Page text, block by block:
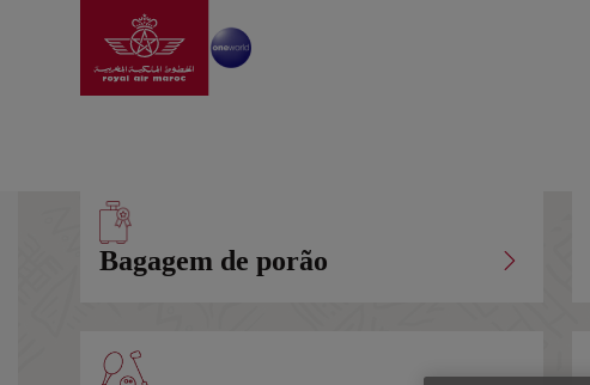
Skip to Main ContentIr para a página inicial
Bagagem de porão